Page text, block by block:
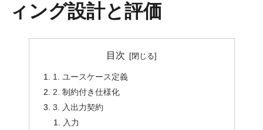
ィング設計と評価
目次
1. ユースケース定義
2. 制約付き仕様化
3. 入出力契約
入力